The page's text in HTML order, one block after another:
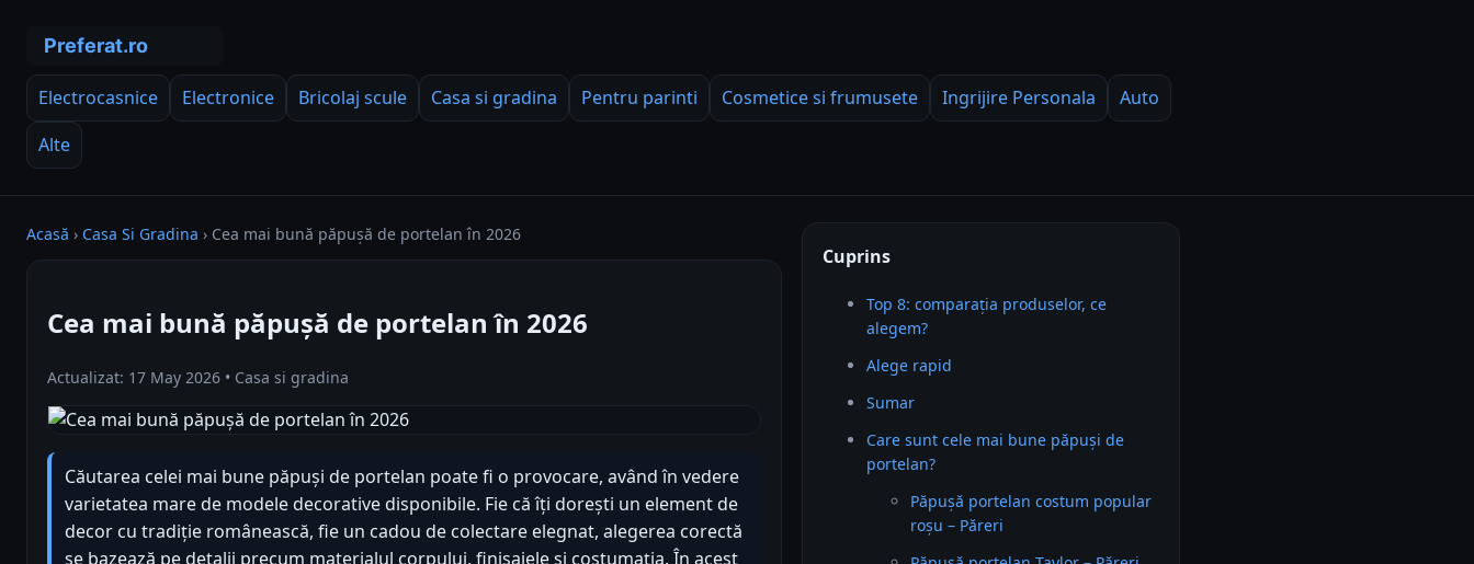
Electrocasnice Electronice Bricolaj scule Casa si gradina Pentru parinti Cosmetice si frumusete Ingrijire Personala
Auto
Alte
Acasă › Casa Si Gradina › Cea mai bună păpușă de portelan în 2026
Cea mai bună păpușă de portelan în 2026
Actualizat: 17 May 2026 • Casa si gradina
Căutarea celei mai bune păpuși de portelan poate fi o provocare, având în vedere
varietatea mare de modele decorative disponibile. Fie că îți dorești un element de
decor cu tradiție românească, fie un cadou de colectare elegnat, alegerea corectă
se bazează pe detalii precum materialul corpului, finisajele și costumația. În acest
Cuprins
Top 8: comparația produselor, ce
alegem?
Alege rapid
Sumar
Care sunt cele mai bune păpuși de
portelan?
Păpușă portelan costum popular
roșu – Păreri